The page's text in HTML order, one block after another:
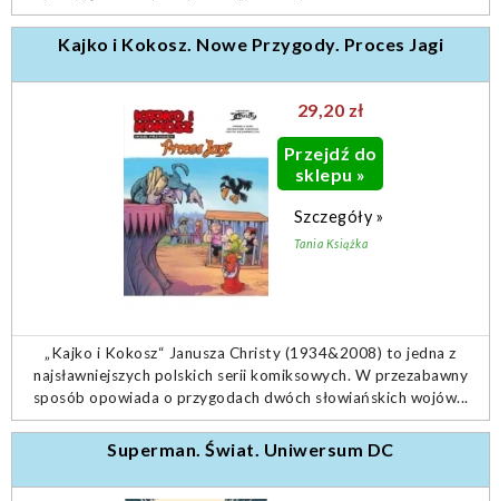
Kajko i Kokosz. Nowe Przygody. Proces Jagi
29,20 zł
Przejdź do
sklepu »
Szczegóły »
Tania Książka
„Kajko i Kokosz“ Janusza Christy (1934&2008) to jedna z
najsławniejszych polskich serii komiksowych. W przezabawny
sposób opowiada o przygodach dwóch słowiańskich wojów...
Superman. Świat. Uniwersum DC